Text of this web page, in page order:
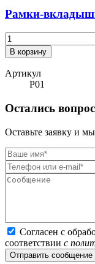
Рамки-
В корзину
Артикул
Р01
Остались
Оставьте заявку и
Согласен с
соответствии с